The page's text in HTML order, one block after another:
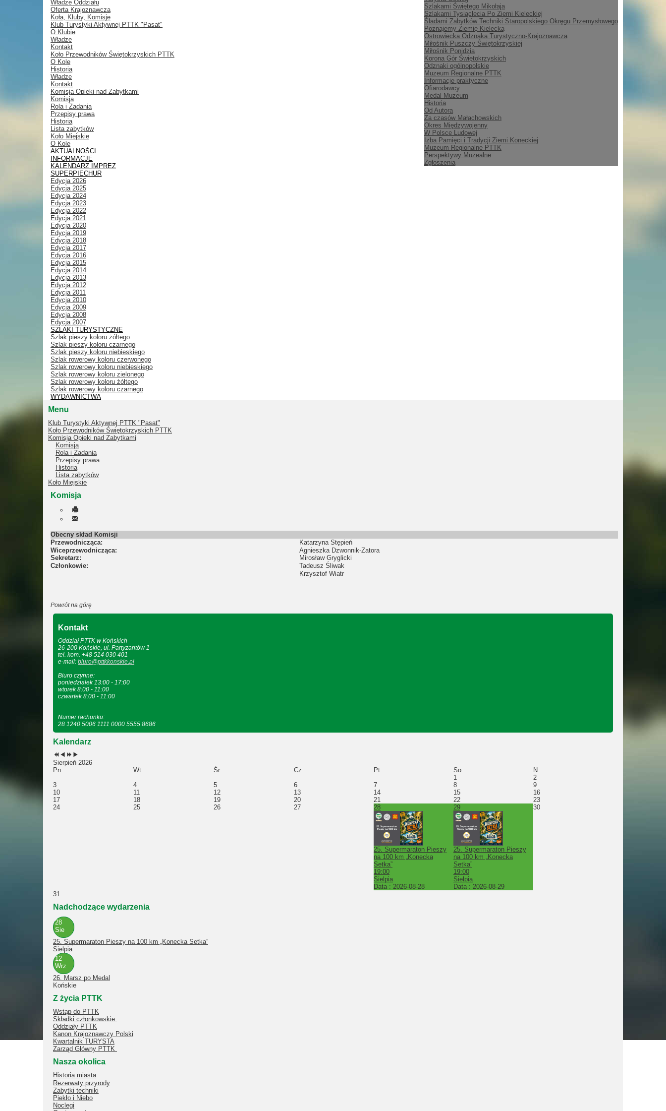
Szlakami Świętego Mikołaja
Szlakami Tysiąclecia Po Ziemi Kieleckiej
Śladami Zabytków Techniki Staropolskiego Okręgu Przemysłowego
Poznajemy Ziemię Kielecką
Ostrowiecka Odznaka Turystyczno-Krajoznawcza
Miłośnik Puszczy Świętokrzyskiej
Miłośnik Ponidzia
Korona Gór Świętokrzyskich
Odznaki ogólnopolskie
Muzeum Regionalne PTTK
Informacje praktyczne
Ofiarodawcy
Medal Muzeum
Historia
Od Autora
Za czasów Małachowskich
Okres Międzywojenny
W Polsce Ludowej
Izba Pamięci i Tradycji Ziemi Koneckiej
Muzeum Regionalne PTTK
Perspektywy Muzealne
Zgłoszenia
Władze Oddziału
Oferta Krajoznawcza
Koła, Kluby, Komisje
Klub Turystyki Aktywnej PTTK "Pasat"
O Klubie
Władze
Kontakt
Koło Przewodników Świętokrzyskich PTTK
O Kole
Historia
Władze
Kontakt
Komisja Opieki nad Zabytkami
Komisja
Rola i Zadania
Przepisy prawa
Historia
Lista zabytków
Koło Miejskie
O Kole
AKTUALNOŚCI
INFORMACJE
KALENDARZ IMPREZ
SUPERPIECHUR
Edycja 2026
Edycja 2025
Edycja 2024
Edycja 2023
Edycja 2022
Edycja 2021
Edycja 2020
Edycja 2019
Edycja 2018
Edycja 2017
Edycja 2016
Edycja 2015
Edycja 2014
Edycja 2013
Edycja 2012
Edycja 2011
Edycja 2010
Edycja 2009
Edycja 2008
Edycja 2007
SZLAKI TURYSTYCZNE
Szlak pieszy koloru żółtego
Szlak pieszy koloru czarnego
Szlak pieszy koloru niebieskiego
Szlak rowerowy koloru czerwonego
Szlak rowerowy koloru niebieskiego
Szlak rowerowy koloru zielonego
Szlak rowerowy koloru żółtego
Szlak rowerowy koloru czarnego
WYDAWNICTWA
Menu
Klub Turystyki Aktywnej PTTK "Pasat"
Koło Przewodników Świętokrzyskich PTTK
Komisja Opieki nad Zabytkami
Komisja
Rola i Zadania
Przepisy prawa
Historia
Lista zabytków
Koło Miejskie
Komisja
Obecny skład Komisji
Przewodnicząca:
Katarzyna Stępień
Wiceprzewodnicząca:
Agnieszka Dzwonnik-Zatora
Sekretarz:
Mirosław Gryglicki
Członkowie:
Tadeusz Śliwak
Krzysztof Wiatr
Powrót na górę
Kontakt
Oddział PTTK w Końskich
26-200 Końskie, ul. Partyzantów 1
tel. kom. +48 514 030 401
e-mail: biuro@pttkkonskie.pl
Biuro czynne:
poniedziałek 13:00 - 17:00
wtorek 8:00 - 11:00
czwartek 8:00 - 11:00
Numer rachunku:
28 1240 5006 1111 0000 5555 8686
Kalendarz
Sierpień 2026
Pn
Wt Śr Cz Pt So
N
1
2
3
4 5 6 7 8
9
10
11 12 13 14 15
16
17
18 19 20 21 22
23
24
25 26 27 28
25. Supermaraton Pieszy
na 100 km „Konecka
Setka”
19:00
Sielpia
Data : 2026-08-28
29
25. Supermaraton Pieszy
na 100 km „Konecka
Setka”
19:00
Sielpia
Data : 2026-08-29
30
31
Nadchodzące wydarzenia
28
Sie
25. Supermaraton Pieszy na 100 km „Konecka Setka”
Sielpia
12
Wrz
26. Marsz po Medal
Końskie
Z życia PTTK
Wstąp do PTTK
Składki członkowskie
Oddziały PTTK
Kanon Krajoznawczy Polski
Kwartalnik TURYSTA
Zarząd Główny PTTK
Nasza okolica
Historia miasta
Rezerwaty przyrody
Zabytki techniki
Piekło i Niebo
Noclegi